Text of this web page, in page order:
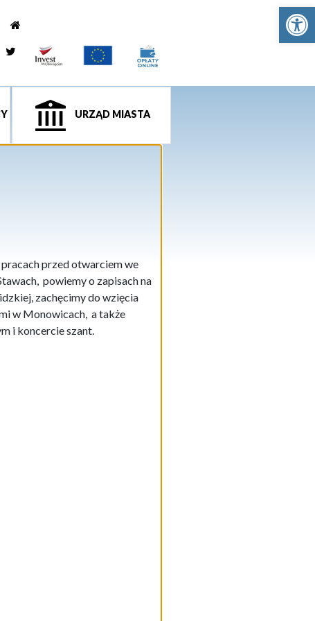
Twitter
URZĄD MIASTA
przed otwarciem we
powiemy o zapisach na
zachęcimy do wzięcia
w Monowicach, a także
i koncercie szant.